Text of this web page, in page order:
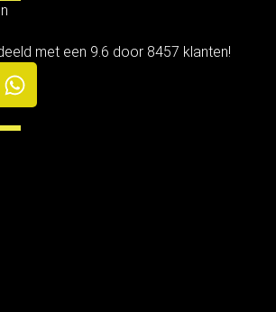
met een 9.6 door 8457 klanten!